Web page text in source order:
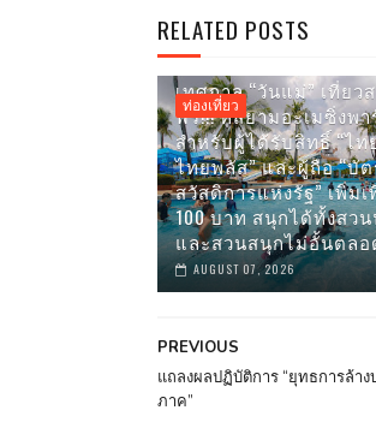
RELATED POSTS
ท่องเที่ยว
เทศกาล “วันแม่” เที่ยว
ฟรี!!! ที่สยามอะเมซิ่งพา
สำหรับผู้ได้รับสิทธิ์ “ไท
ไทยพลัส” และผู้ถือ “บั
สวัสดิการแห่งรัฐ” เพิ่มเ
100 บาท สนุกได้ทั้งสว
และสวนสนุกไม่อั้นตลอ
AUGUST 07, 2026
PREVIOUS
แถลงผลปฏิบัติการ “ยุทธการล้า
ภาค”